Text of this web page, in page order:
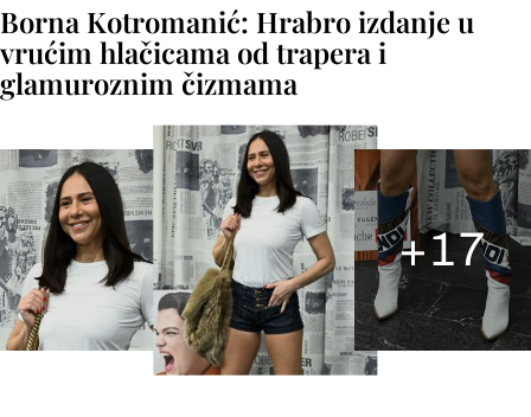
Borna Kotromanić: Hrabro izdanje u
vrućim hlačicama od trapera i
glamuroznim čizmama
+17